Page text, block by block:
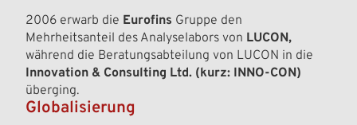
2006 erwarb die Eurofins Gruppe den
Mehrheitsanteil des Analyselabors von LUCON,
während die Beratungsabteilung von LUCON in die
Innovation & Consulting Ltd. (kurz: INNO-CON)
überging.
Globalisierung